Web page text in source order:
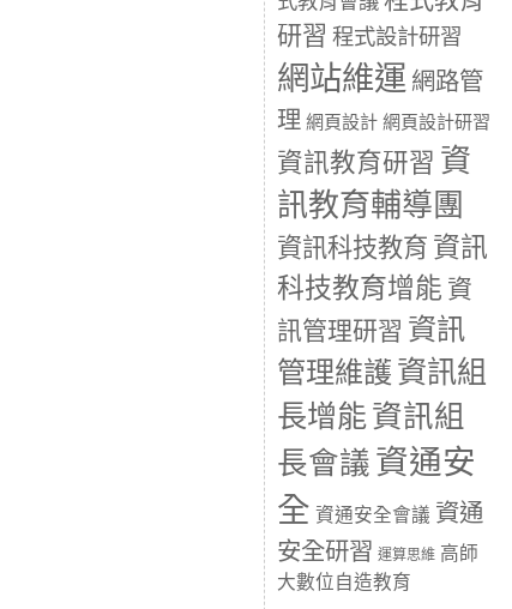
研習 程式設計研習
網站維運 網路管
理 網頁設計 網頁設計研習
資訊教育研習 資
訊教育輔導團
資訊科技教育 資訊
科技教育增能 資
訊管理研習 資訊
管理維護 資訊組
長增能資訊組
長會議 資通安
全 資通安全會議 資通
安全研習 運算思維 高師
大數位自造教育